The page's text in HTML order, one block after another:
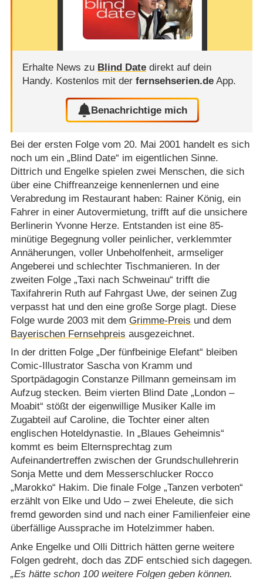
Erhalte News zu Blind Datedirekt auf dein
Handy. Kostenlos mit der fernsehserien.deApp.
Benachrichtige mich
Bei der ersten Folge vom 20. Mai 2001 handelt es sich
noch um ein „Blind Date“ im eigentlichen Sinne.
Dittrich und Engelke spielen zwei Menschen, die sich
über eine Chiffreanzeige kennenlernen und eine
Verabredung im Restaurant haben: Rainer König, ein
Fahrer in einer Autovermietung, trifft auf die unsichere
Berlinerin Yvonne Herze. Entstanden ist eine 85-
minütige Begegnung voller peinlicher, verklemmter
Annäherungen, voller Unbeholfenheit, armseliger
Angeberei und schlechter Tischmanieren. In der
zweiten Folge „Taxi nach Schweinau“ trifft die
Taxifahrerin Ruth auf Fahrgast Uwe, der seinen Zug
verpasst hat und den eine große Sorge plagt. Diese
Folge wurde 2003 mit dem Grimme-Preis und dem
Bayerischen Fernsehpreis ausgezeichnet.
In der dritten Folge „Der fünfbeinige Elefant“ bleiben
Comic-Illustrator Sascha von Kramm und
Sportpädagogin Constanze Pillmann gemeinsam im
Aufzug stecken. Beim vierten Blind Date „London –
Moabit“ stößt der eigenwillige Musiker Kalle im
Zugabteil auf Caroline, die Tochter einer alten
englischen Hoteldynastie. In „Blaues Geheimnis“
kommt es beim Elternsprechtag zum
Aufeinandertreffen zwischen der Grundschullehrerin
Sonja Mette und dem Messerschlucker Rocco
„Marokko“ Hakim. Die finale Folge „Tanzen verboten“
erzählt von Elke und Udo – zwei Eheleute, die sich
fremd geworden sind und nach einer Familienfeier eine
überfällige Aussprache im Hotelzimmer haben.
Anke Engelke und Olli Dittrich hätten gerne weitere
Folgen gedreht, doch das ZDF entschied sich dagegen.
Es hätte schon 100 weitere Folgen geben können.